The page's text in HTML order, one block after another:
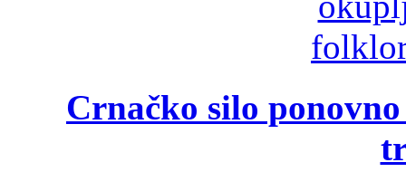
Crnačko silo